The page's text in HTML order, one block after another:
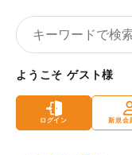
期間限定
ようこそ ゲスト様
ログイン 新規会